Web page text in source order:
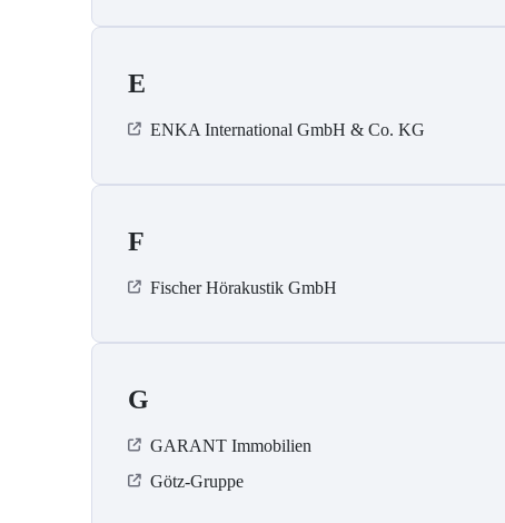
E
ENKA International GmbH & Co. KG
F
Fischer Hörakustik GmbH
G
GARANT Immobilien
Götz-Gruppe